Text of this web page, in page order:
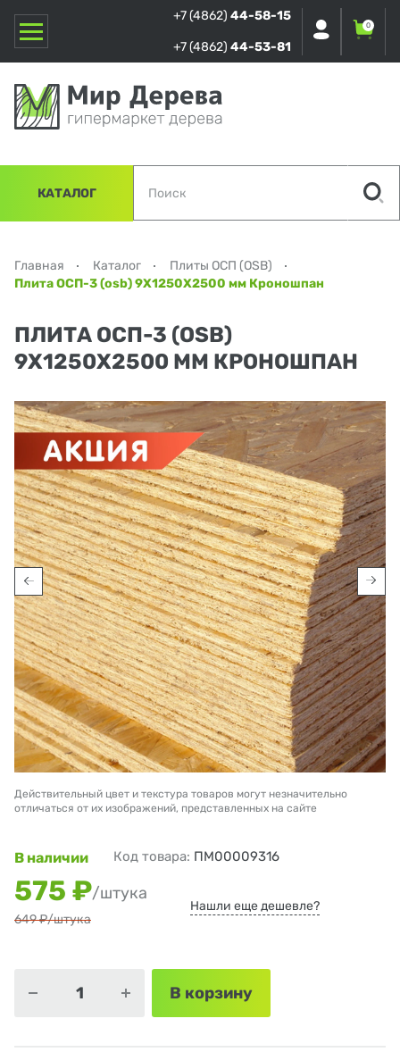
+7 (4862) 44-58-15
+7 (4862) 44-53-81
0
КАТАЛОГ
Главная Каталог
Плиты ОСП (OSB)
Плита ОСП-3 (osb) 9Х1250Х2500 мм Кроношпан
ПЛИТА ОСП-3 (OSB)
9Х1250Х2500 ММ КРОНОШПАН
Действительный цвет и текстура товаров могут незначительно
отличаться от их изображений, представленных на сайте
В наличии Код товара: ПМ00009316
575 ₽/штука
649 ₽/штука
Нашли еще дешевле?
В корзину